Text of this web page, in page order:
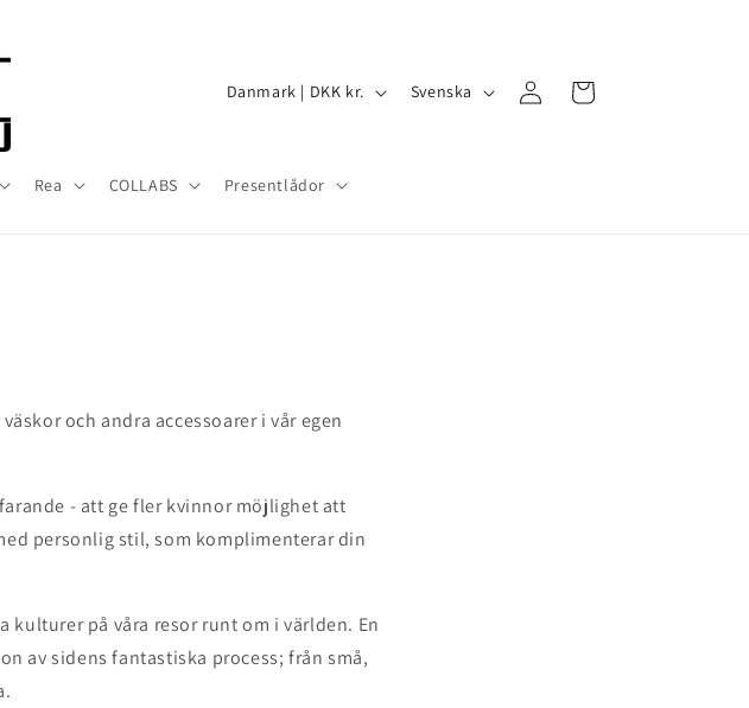
Rea COLLABS Presentlådor
d
o
Danmark | DKK kr.
SSvenska
in
Varukorg
och andra accessoarer i vår egen
- att ge fler kvinnor möjlighet att
personlig stil, som komplimenterar din
på våra resor runt om i världen. En
av sidens fantastiska process; från små,